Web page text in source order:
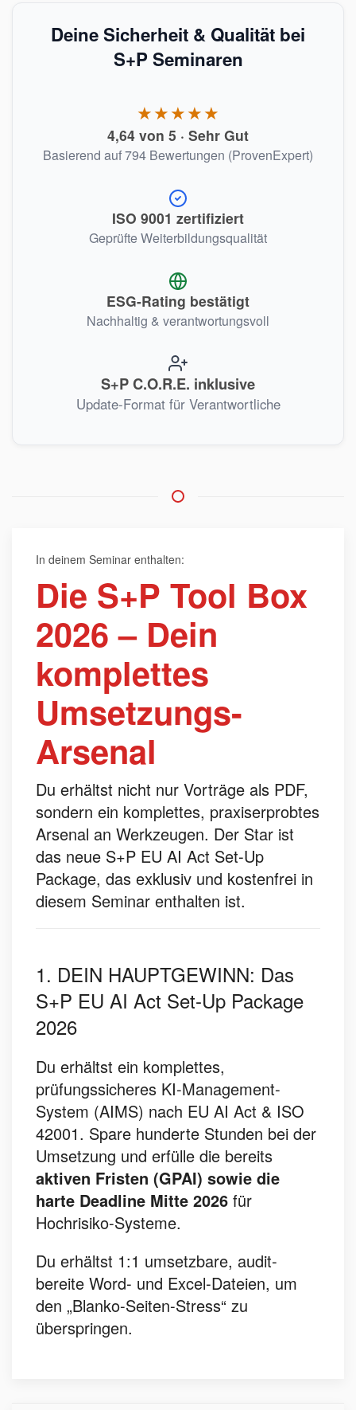
Deine Sicherheit & Qualität bei
S+P Seminaren
★★★★★
4,64 von 5 · Sehr Gut
Basierend auf 794 Bewertungen (ProvenExpert)
ISO 9001 zertifiziert
Geprüfte Weiterbildungsqualität
ESG-Rating bestätigt
Nachhaltig & verantwortungsvoll
S+P C.O.R.E. inklusive
Update-Format für Verantwortliche
In deinem Seminar enthalten:
Die S+P Tool Box
2026 – Dein
komplettes
Umsetzungs-
Arsenal
Du erhältst nicht nur Vorträge als PDF,
sondern ein komplettes, praxiserprobtes
Arsenal an Werkzeugen. Der Star ist
das neue S+P EU AI Act Set-Up
Package, das exklusiv und kostenfrei in
diesem Seminar enthalten ist.
1. DEIN HAUPTGEWINN: Das
S+P EU AI Act Set-Up Package
2026
Du erhältst ein komplettes,
prüfungssicheres KI-Management-
System (AIMS) nach EU AI Act & ISO
42001. Spare hunderte Stunden bei der
Umsetzung und erfülle die bereits
aktiven Fristen (GPAI) sowie die
harte Deadline Mitte 2026 für
Hochrisiko-Systeme.
Du erhältst 1:1 umsetzbare, audit-
bereite Word- und Excel-Dateien, um
den „Blanko-Seiten-Stress“ zu
überspringen.